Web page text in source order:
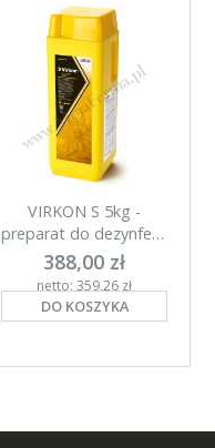
VIRKON S 5kg -
preparat do dezynfecji
w proszku
388,00 zł
netto: 359,26 zł
DO KOSZYKA